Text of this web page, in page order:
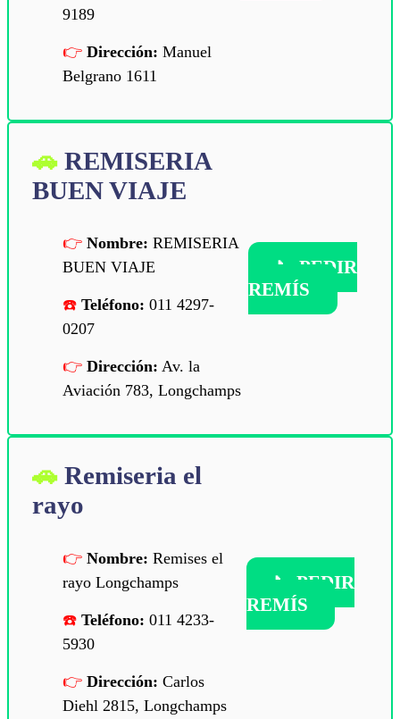
9189
Dirección: Manuel
Belgrano 1611
REMISERIA
BUEN VIAJE
Nombre: REMISERIA
BUEN VIAJE
Teléfono: 011 4297-
0207
Dirección: Av. la
Aviación 783, Longchamps
📞 PEDIR
REMÍS
Remiseria el
rayo
Nombre: Remises el
rayo Longchamps
Teléfono: 011 4233-
5930
Dirección: Carlos
Diehl 2815, Longchamps
📞PEDIR
REMÍS